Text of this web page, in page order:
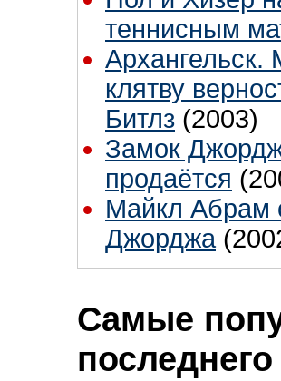
теннисным
клятву
Битлз (2003)
Замок
продаётся
Майкл Абрам
Джорджа
Самые